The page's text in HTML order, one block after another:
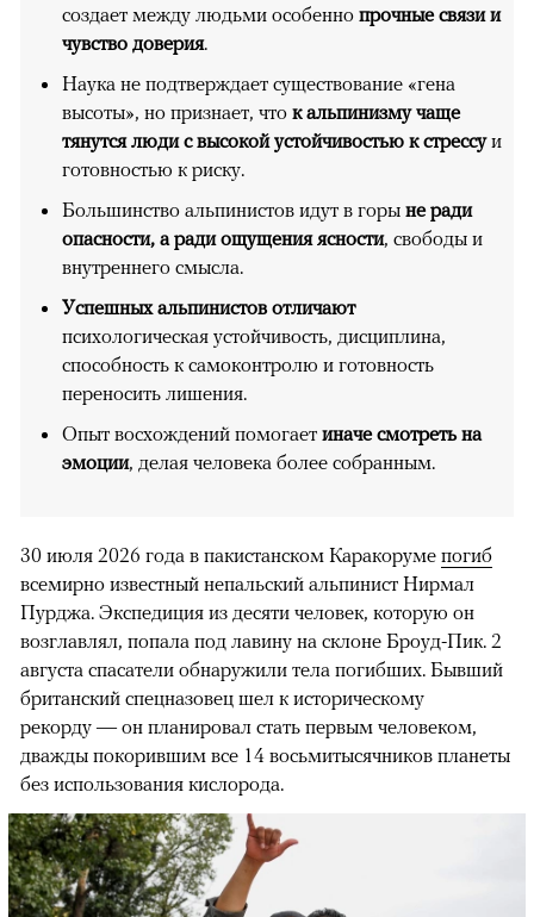
создает между людьми особенно прочные связи и
чувство доверия.
Наука не подтверждает существование «гена
высоты», но признает, что к альпинизму чаще
тянутся люди с высокой устойчивостью к стрессуи
готовностью к риску.
Большинство альпинистов идут в горы не ради
опасности, а ради ощущения ясности, свободы и
внутреннего смысла.
Успешных альпинистов отличают
психологическая устойчивость, дисциплина,
способность к самоконтролю и готовность
переносить лишения.
Опыт восхождений помогает иначе смотреть на
эмоции, делая человека более собранным.
30 июля 2026 года в пакистанском Каракоруме погиб
всемирно известный непальский альпинист Нирмал
Пурджа. Экспедиция из десяти человек, которую он
возглавлял, попала под лавину на склоне Броуд-Пик. 2
августа спасатели обнаружили тела погибших. Бывший
британский спецназовец шел к историческому
рекорду — он планировал стать первым человеком,
дважды покорившим все 14 восьмитысячников планеты
без использования кислорода.